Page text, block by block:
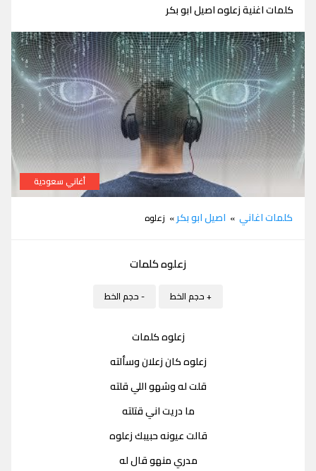
كلمات اغنية زعلوه اصيل ابو بكر
أغاني سعودية
كلمات اغاني » اصيل ابو بكر» زعلوه
زعلوه كلمات
+ حجم الخط - حجم الخط
زعلوه كلمات
زعلوه كان زعلان وسألته
قلت له وشهو اللي قلته
ما دريت اني قتلته
قالت عيونه حبيبك زعلوه
مدري منهو قال له